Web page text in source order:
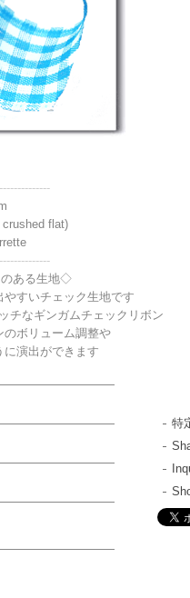
flat)
ある生地◇
すいチェック生地です
チなギンガムチェックリボン
のボリューム調整や
に演出ができます
特